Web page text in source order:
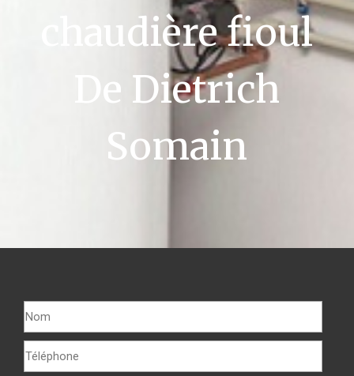
chaudière fioul
De Dietrich
Somain